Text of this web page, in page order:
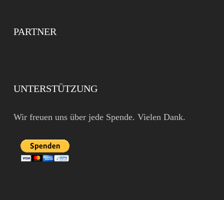
PARTNER
UNTERSTÜTZUNG
Wir freuen uns über jede Spende. Vielen Dank.